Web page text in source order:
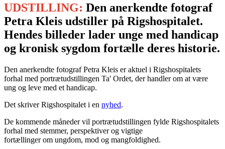
UDSTILLING: Den anerkendte fotograf
Petra Kleis udstiller på Rigshospitalet.
Hendes billeder lader unge med handicap
og kronisk sygdom fortælle deres historie.
Den anerkendte fotograf Petra Kleis er aktuel i Rigshospitalets
forhal med portrætudstillingen Ta' Ordet, der handler om at være
ung og leve med et handicap.
Det skriver Rigshospitalet i en nyhed.
De kommende måneder vil portrætudstillingen fylde Rigshospitalets
forhal med stemmer, perspektiver og vigtige
fortællinger om ungdom, mod og mangfoldighed​.